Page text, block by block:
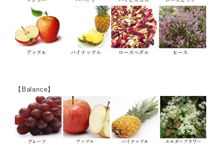
【Balance】